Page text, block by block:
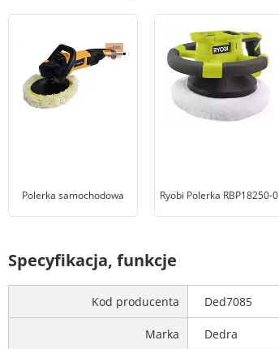
Polerka samochodowa Ryobi Polerka RBP18250-0
Specyfikacja, funkcje
Kod producenta Ded7085
Marka Dedra